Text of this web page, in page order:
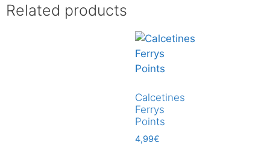
Related products
Calcetines
Ferrys
Points
4,99€